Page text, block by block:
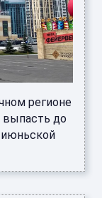
регионе
до